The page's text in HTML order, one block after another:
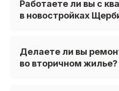
Работаете ли вы с
в новостройках
Делаете ли вы
во вторичном жилье?